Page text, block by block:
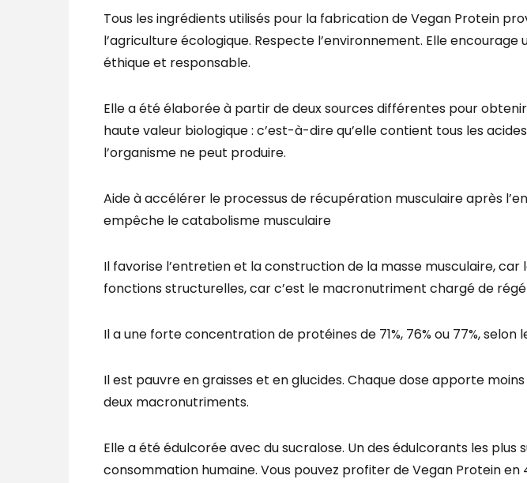
Tous les ingrédients utilisés pour la fabrication de Vegan Protein
l’agriculture écologique. Respecte l’environnement. Elle
éthique et responsable.
Elle a été élaborée à partir de deux sources différentes pour
haute valeur biologique : c’est-à-dire qu’elle contient tous les
l’organisme ne peut produire.
Aide à accélérer le processus de récupération musculaire après
empêche le catabolisme musculaire
Il favorise l’entretien et la construction de la masse musculaire, car
fonctions structurelles, car c’est le macronutriment chargé de
Il a une forte concentration de protéines de 71%, 76% ou 77%, selon
Il est pauvre en graisses et en glucides. Chaque dose apporte
deux macronutriments.
Elle a été édulcorée avec du sucralose. Un des édulcorants les plus
consommation humaine. Vous pouvez profiter de Vegan Protein en